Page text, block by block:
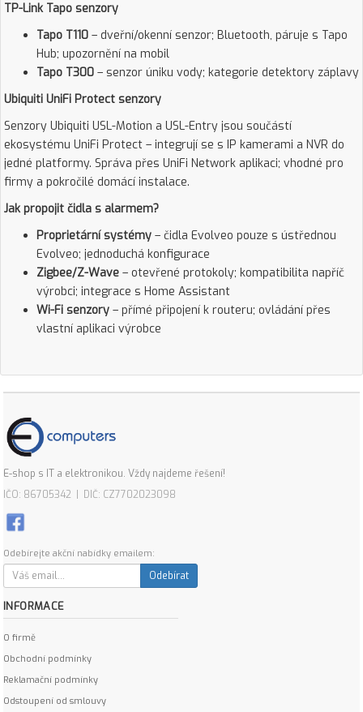
TP-Link Tapo senzory
Tapo T110 – dveřní/okenní senzor; Bluetooth, páruje s Tapo
Hub; upozornění na mobil
Tapo T300 – senzor úniku vody; kategorie detektory záplavy
Ubiquiti UniFi Protect senzory
Senzory Ubiquiti USL-Motion a USL-Entry jsou součástí
ekosystému UniFi Protect – integrují se s IP kamerami a NVR do
jedné platformy. Správa přes UniFi Network aplikaci; vhodné pro
firmy a pokročilé domácí instalace.
Jak propojit čidla s alarmem?
Proprietární systémy – čidla Evolveo pouze s ústřednou
Evolveo; jednoduchá konfigurace
Zigbee/Z-Wave – otevřené protokoly; kompatibilita napříč
výrobci; integrace s Home Assistant
Wi-Fi senzory – přímé připojení k routeru; ovládání přes
vlastní aplikaci výrobce
E-shop s IT a elektronikou. Vždy najdeme řešení!
IČO: 86705342 | DIČ: CZ7702023098
Odebírejte akční nabídky emailem:
Odebírat
INFORMACE
O firmě
Obchodní podmínky
Reklamační podmínky
Odstoupení od smlouvy